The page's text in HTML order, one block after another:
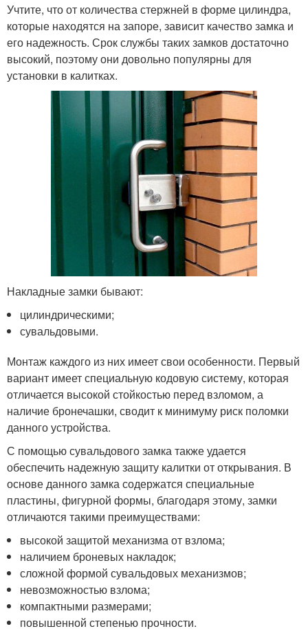
Учтите, что от количества стержней в форме цилиндра,
которые находятся на запоре, зависит качество замка и
его надежность. Срок службы таких замков достаточно
высокий, поэтому они довольно популярны для
установки в калитках.
Накладные замки бывают:
цилиндрическими;
сувальдовыми.
Монтаж каждого из них имеет свои особенности. Первый
вариант имеет специальную кодовую систему, которая
отличается высокой стойкостью перед взломом, а
наличие бронечашки, сводит к минимуму риск поломки
данного устройства.
С помощью сувальдового замка также удается
обеспечить надежную защиту калитки от открывания. В
основе данного замка содержатся специальные
пластины, фигурной формы, благодаря этому, замки
отличаются такими преимуществами:
высокой защитой механизма от взлома;
наличием броневых накладок;
сложной формой сувальдовых механизмов;
невозможностью взлома;
компактными размерами;
повышенной степенью прочности.